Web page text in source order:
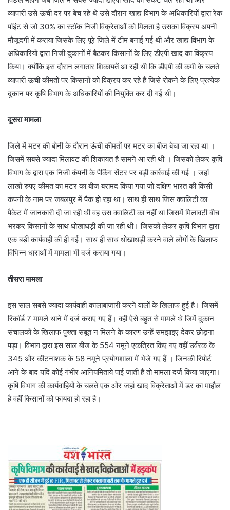
व्यापारी उसे ऊंची दर पर बेच रहे थे उसे दौरान खाद्य विभाग के अधिकारियों द्वारा रेक
पॉइंट से जो 30% का स्टॉक निजी विक्रेताओं को मिलता है उसका विक्रय अपनी
मौजूदगी में कराया जिसके लिए पूरे जिले में टीम बनाई गई थी और खाद्य विभाग के
अधिकारियों द्वारा निजी दुकानों में बैठकर किसानों के लिए डीएपी खाद का विक्रय
किया। क्योंकि इस दौरान लगातार शिकायतें आ रही थी कि डीएपी की कमी के चलते
व्यापारी ऊंची कीमतों पर किसानों को विक्रय कर रहे हैं जिसे रोकने के लिए प्रत्येक
दुकान पर कृषि विभाग के अधिकारियों की नियुक्ति कर दी गई थी।
दूसरा मामला
जिले में मटर की बोनी के दौरान ऊंची कीमतों पर मटर का बीज बेचा जा रहा था ।
जिसमें सबसे ज्यादा मिलावट की शिकायत है सामने आ रही थी । जिसको लेकर कृषि
विभाग के द्वारा एक निजी कंपनी के पैकिंग सेंटर पर बड़ी कार्रवाई की गई । जहां
लाखों रुपए कीमत का मटर का बीज बरामद किया गया जो दक्षिण भारत की किसी
कंपनी के नाम पर जबलपुर में पैक हो रहा था। साथ ही साथ जिस क्वालिटी का
पैकेट में जानकारी दी जा रही थी वह उस क्वालिटी का नहीं था जिसमें मिलावटी बीच
भरकर किसानों के साथ धोखाधड़ी की जा रही थी। जिसको लेकर कृषि विभाग द्वारा
एक बड़ी कार्यवाही की ही गई। साथ ही साथ धोखाधड़ी करने वाले लोगों के खिलाफ
विभिन्न धाराओं में मामला भी दर्ज कराया गया।
तीसरा मामला
इस साल सबसे ज्यादा कार्यवाही कालाबाजारी करने वालों के खिलाफ हुई है। जिसमें
रिकॉर्ड 7 मामले थाने में दर्ज कराए गए हैं। वही ऐसे बहुत से मामले थे जिमें दुकान
संचालकों के खिलाफ पुख्ता सबूत न मिलने के कारण उन्हें समझाइए देकर छोड़ना
पड़ा। विभाग द्वारा इस साल बीज के 554 नमूने एकत्रित किए गए वहीं उर्वरक के
345 और कीटनाशक के 58 नमूने प्रयोगशाला में भेजे गए हैं । जिनकी रिपोर्ट
आने के बाद यदि कोई गंभीर आनियमिताये पाई जाती है तो मामला दर्ज किया जाएगा।
कृषि विभाग की कार्यवाहियों के चलते एक ओर जहां खाद विक्रेताओं में डर का माहौल
है वहीं किसानों को फायदा हो रहा है।